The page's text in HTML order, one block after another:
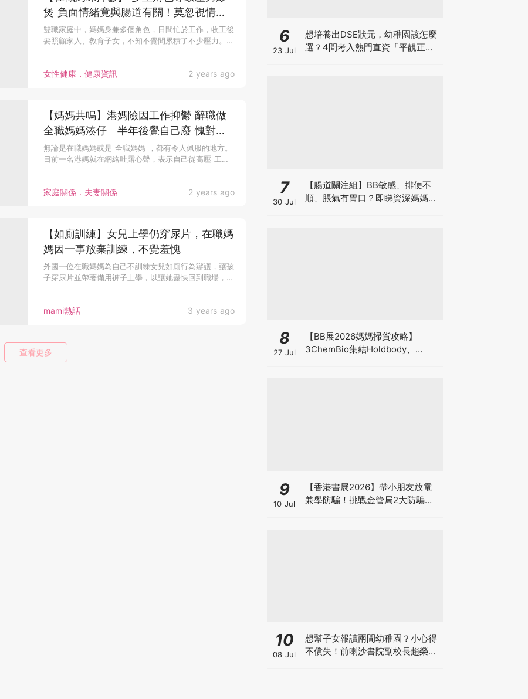
女性健康．健康資訊 2 years ago
煲 負面情緒竟與腸道有關！莫忽視情緒
健康 三個方法走出困境！
雙職家庭中，媽媽身兼多個角色，日間忙於工作，收工後
要照顧家人、教育子女，不知不覺間累積了不少壓力。
家庭關係．夫妻關係 2 years ago
【媽媽共鳴】港媽險因工作抑鬱 辭職做
全職媽媽湊仔 半年後覺自己廢 愧對老
公？引同路人共鳴
無論是在職媽媽或是 全職媽媽 ，都有令人佩服的地方。
日前一名港媽就在網絡吐露心聲，表示自己從高壓 工作
mami熱話 3 years ago
【如廁訓練】女兒上學仍穿尿片，在職媽
媽因一事放棄訓練，不覺羞愧
外國一位在職媽媽為自己不訓練女兒如廁行為辯護，讓孩
子穿尿片並帶著備用褲子上學，以讓她盡快回到職場，
查看更多
6
23 Jul
想培養出DSE狀元，幼稚園該怎麼
選？4間考入熱門直資「平靚正」
7
30 Jul
【腸道關注組】BB敏感、排便不
順、脹氣冇胃口？即睇資深媽媽分
8
27 Jul
【BB展2026媽媽掃貨攻略】
3ChemBio集結Holdbody、
9
10 Jul
【香港書展2026】帶小朋友放電
兼學防騙！挑戰金管局2大防騙遊
10
08 Jul
想幫子女報讀兩間幼稚園？小心得
不償失！前喇沙書院副校長趙榮